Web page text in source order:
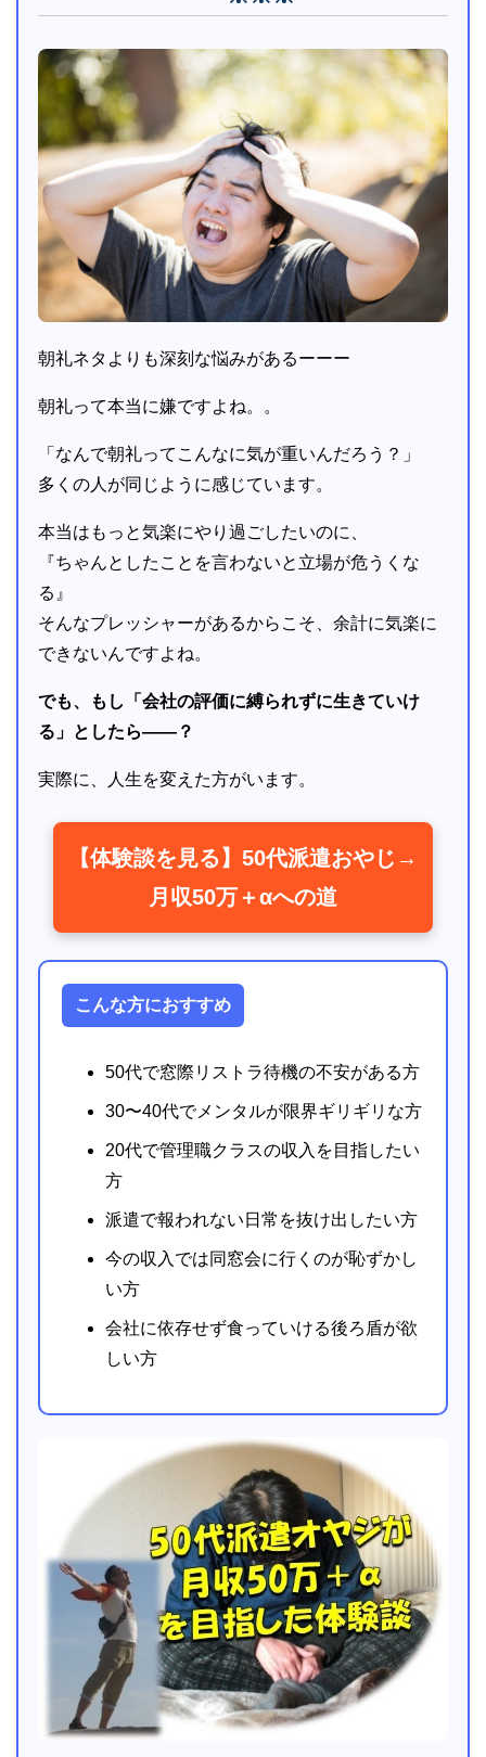
朝礼ネタよりも深刻な悩みがあるーーー
朝礼って本当に嫌ですよね。。
「なんで朝礼ってこんなに気が重いんだろう？」
多くの人が同じように感じています。
本当はもっと気楽にやり過ごしたいのに、
『ちゃんとしたことを言わないと立場が危うくな
る』
そんなプレッシャーがあるからこそ、余計に気楽に
できないんですよね。
でも、もし「会社の評価に縛られずに生きていけ
る」としたら――？
実際に、人生を変えた方がいます。
【体験談を見る】50代派遣おやじ→
月収50万＋αへの道
こんな方におすすめ
50代で窓際リストラ待機の不安がある方
30〜40代でメンタルが限界ギリギリな方
20代で管理職クラスの収入を目指したい
方
派遣で報われない日常を抜け出したい方
今の収入では同窓会に行くのが恥ずかし
い方
会社に依存せず食っていける後ろ盾が欲
しい方